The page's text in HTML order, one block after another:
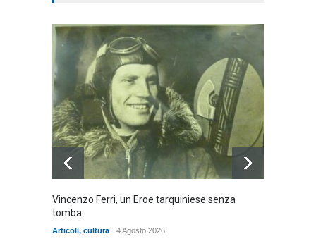
Vincenzo Ferri, un Eroe tarquiniese senza
tomba
Articoli, cultura 4 Agosto 2026